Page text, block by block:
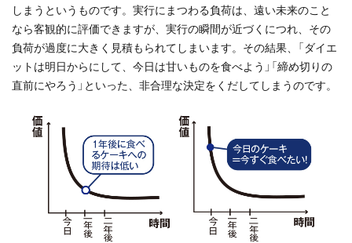
しまうというものです。実行にまつわる負荷は、遠い未来のこと
なら客観的に評価できますが、実行の瞬間が近づくにつれ、その
負荷が過度に大きく見積もられてしまいます。その結果、「ダイエ
ットは明日からにして、今日は甘いものを食べよう」「締め切りの
直前にやろう」といった、非合理な決定をくだしてしまうのです。